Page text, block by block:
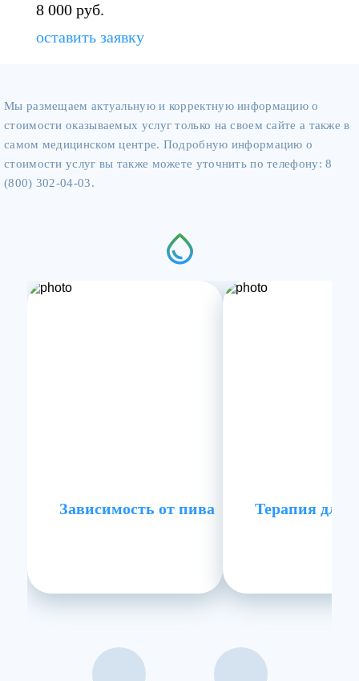
8 000 руб.
оставить заявку
Мы размещаем актуальную и корректную информацию о
стоимости оказываемых услуг только на своем сайте а также в
самом медицинском центре. Подробную информацию о
стоимости услуг вы также можете уточнить по телефону: 8
(800) 302-04-03.
Зависимость от пива Терапия для